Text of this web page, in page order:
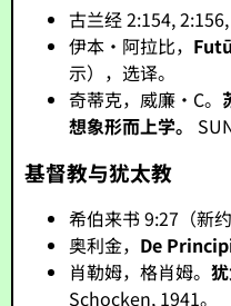
古兰经 2:154, 2:156,
伊本·阿拉比，
示），选译。
奇蒂克，威廉·C。
想象形而上学。
基督教与犹太教
希伯来书 9:27（新约
奥利金， De
肖勒姆，格肖姆。
Schocken, 1941。